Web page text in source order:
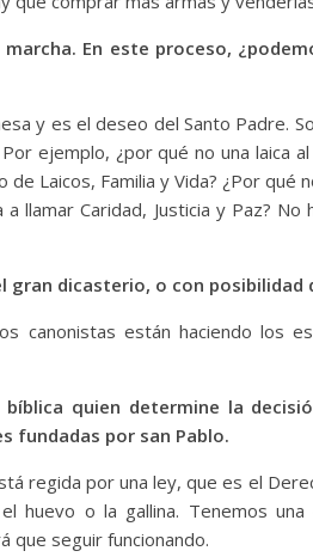
En este proceso,
y es el deseo del Santo Padre.
ejemplo, ¿por qué no una laica
Laicos, Familia y Vida? ¿Por qué
llamar Caridad, Justicia y Paz? No
gran dicasterio, o con posibilidad
canonistas están haciendo los
quien determine la
fundadas por san Pablo.
regida por una ley, que es el
huevo o la gallina. Tenemos
que seguir funcionando.